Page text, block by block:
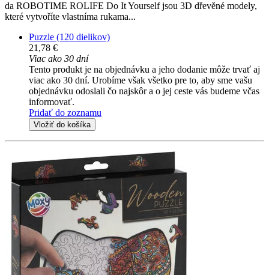
da ROBOTIME ROLIFE Do It Yourself jsou 3D dřevěné modely,
které vytvoříte vlastníma rukama...
Puzzle (120 dielikov)
21,78 €
Viac ako 30 dní
Tento produkt je na objednávku a jeho dodanie môže trvať aj
viac ako 30 dní. Urobíme však všetko pre to, aby sme vašu
objednávku odoslali čo najskôr a o jej ceste vás budeme včas
informovať.
Pridať do zoznamu
Vložiť do košíka